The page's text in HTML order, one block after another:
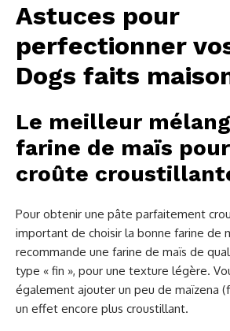
Astuces pour
perfectionner
Dogs faits
Le meilleur
farine de maïs
croûte
Pour obtenir une pâte parfaitement
important de choisir la bonne farine de
recommande une farine de maïs de
type « fin », pour une texture légère.
également ajouter un peu de maïzena
un effet encore plus croustillant.